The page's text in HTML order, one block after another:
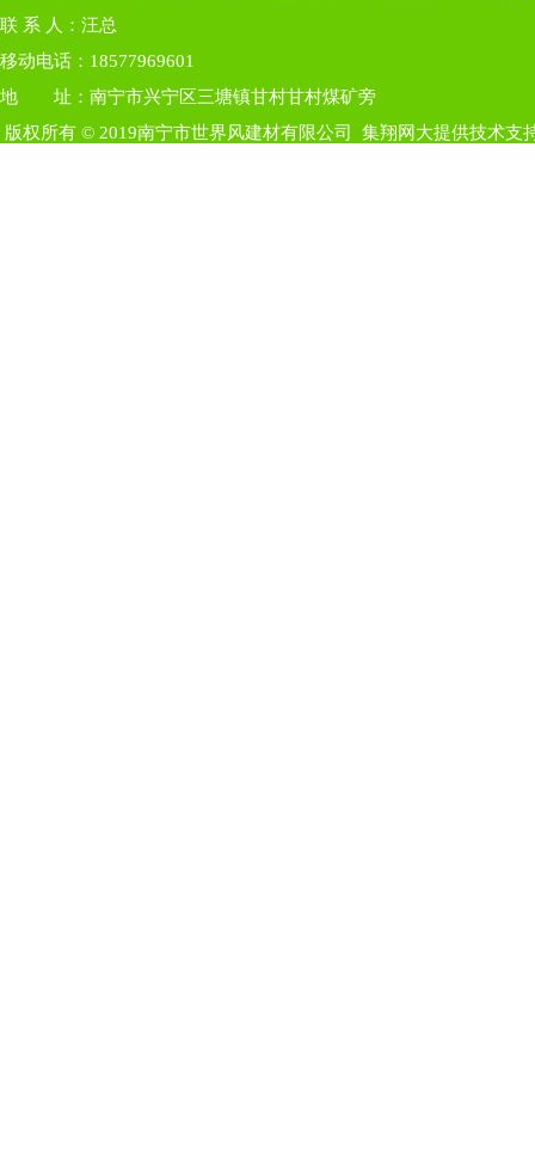
联 系 人：汪总
移动电话：18577969601
地 址：南宁市兴宁区三塘镇甘村甘村煤矿旁
版权所有 © 2019南宁市世界风建材有限公司 集翔网大提供技术支